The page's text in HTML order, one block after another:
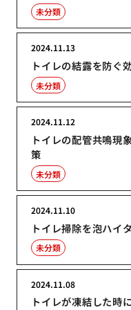
未分類
トイレの結露を防ぐ
2024.11.13
未分類
トイレの配管共鳴現
策
2024.11.12
未分類
トイレ掃除を泡ハイ
2024.11.10
未分類
トイレが凍結した時
2024.11.08